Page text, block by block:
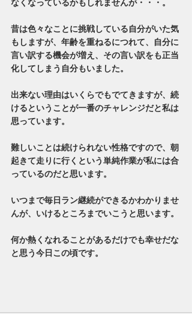
昔は色々なことに挑戦している自分がいた気
もしますが、年齢を重ねるにつれて、自分に
言い訳する機会が増え、その言い訳をも正当
化してしまう自分もいました。
出来ない理由はいくらでもでてきますが、続
けるということが一番のチャレンジだと私は
思っています。
難しいことは続けられない性格ですので、朝
起きて走りに行くという単純作業が私には合
っているのだと思います。
いつまで毎日ラン継続ができるかわかりませ
んが、いけるところまでいこうと思います。
何か熱くなれることがあるだけでも幸せだな
と思う今日この頃です。